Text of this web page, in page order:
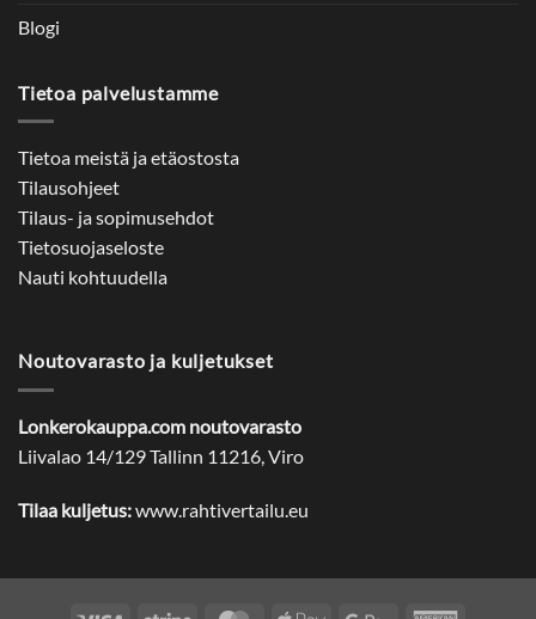
Blogi
Tietoa palvelustamme
Tietoa meistä ja etäostosta
Tilausohjeet
Tilaus- ja sopimusehdot
Tietosuojaseloste
Nauti kohtuudella
Noutovarasto ja kuljetukset
Lonkerokauppa.com noutovarasto
Liivalao 14/129 Tallinn 11216, Viro
Tilaa kuljetus:www.rahtivertailu.eu